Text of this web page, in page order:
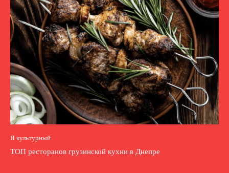
Я культурный
ТОП ресторанов грузинской кухни в Днепре